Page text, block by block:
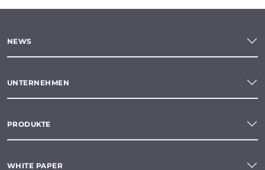
NEWS
UNTERNEHMEN
PRODUKTE
WHITE PAPER